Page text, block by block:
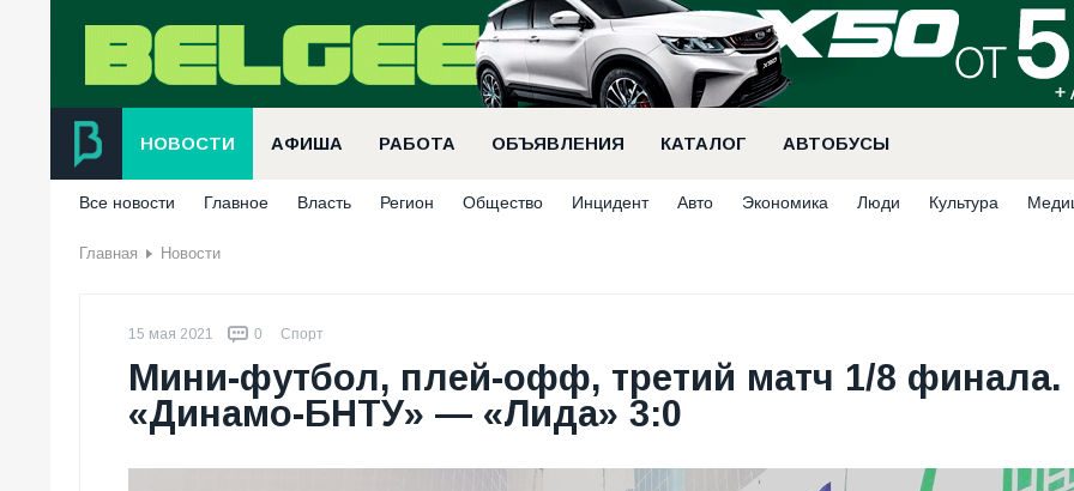
НОВОСТИ АФИША РАБОТА ОБЪЯВЛЕНИЯ КАТАЛОГ АВТОБУСЫ
Все новости Главное Власть Регион Общество Инцидент Авто Экономика Люди Культура
Главная Новости
15 мая 2021 0 Спорт
Мини-футбол, плей-офф, третий матч 1/8 финала.
«Динамо-БНТУ» — «Лида» 3:0